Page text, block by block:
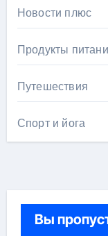
Новости плюс
Продукты
Путешествия
Спорт и йога
Вы